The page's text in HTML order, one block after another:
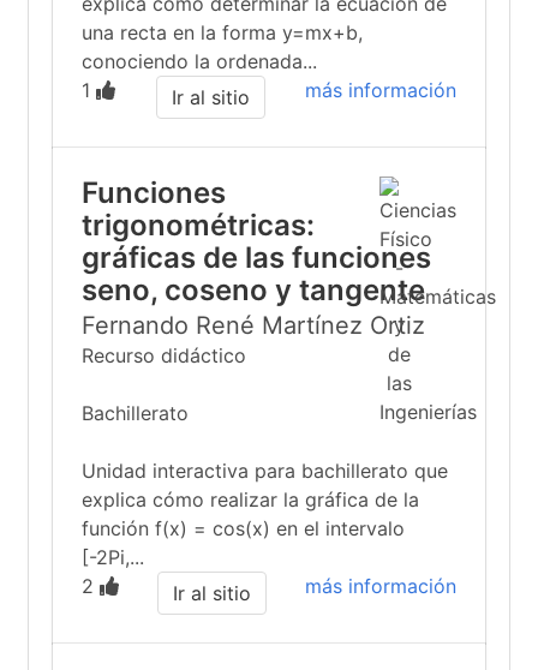
una recta en la forma y=mx+b,
conociendo la ordenada...
1
más información
Ir al sitio
Funciones
trigonométricas:
gráficas de las funciones
seno, coseno y tangente
Fernando René Martínez Ortiz
Recurso didáctico
Bachillerato
Unidad interactiva para bachillerato que
explica cómo realizar la gráfica de la
función f(x) = cos(x) en el intervalo
[-2Pi,...
2
más información
Ir al sitio